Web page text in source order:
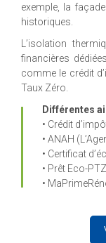
exemple, la
historiques.
L’isolation
financières
comme le crédit
Taux Zéro.
Différentes
• Crédit
• ANAH
• Certificat
• Prêt Eco-PTZ
•